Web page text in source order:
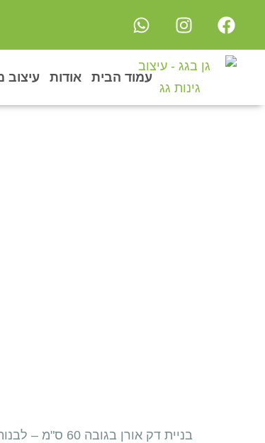
עמוד הבית אודות
בניית דק אורן בגובה 60 ס"מ – לבנות במה ולראות את הנוף!